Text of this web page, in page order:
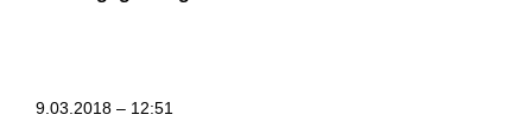
9.03.2018 – 12:51